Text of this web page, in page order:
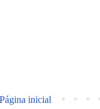
Página inicial